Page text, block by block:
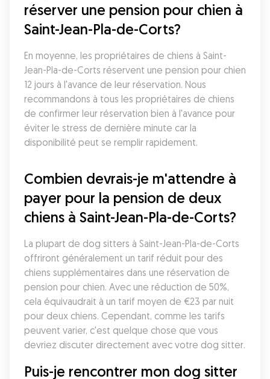
réserver une pension pour chien à
Saint-Jean-Pla-de-Corts?
En moyenne, les propriétaires de chiens à Saint-
Jean-Pla-de-Corts réservent une pension pour chien
12 jours à l'avance de leur réservation. Nous
recommandons à tous les propriétaires de chiens
de confirmer leur réservation bien à l'avance pour
éviter le stress de dernière minute car la
disponibilité peut se remplir rapidement.
Combien devrais-je m'attendre à
payer pour la pension de deux
chiens à Saint-Jean-Pla-de-Corts?
La plupart de dog sitters à Saint-Jean-Pla-de-Corts
offriront généralement un tarif réduit pour des
chiens supplémentaires dans une réservation de
pension pour chien. Avec une réduction de 50%,
cela équivaudrait à un tarif moyen de €23 par nuit
pour deux chiens. Cependant, comme les tarifs
peuvent varier, c'est quelque chose que vous
Puis-je rencontrer mon dog sitter